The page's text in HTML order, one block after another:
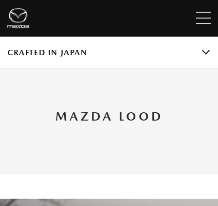
CRAFTED IN JAPAN
MAZDA LOOD